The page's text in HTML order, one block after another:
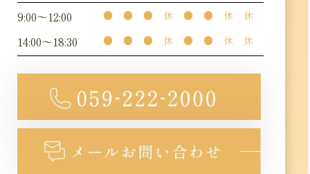
9:00～12:00 ● ● ● 休 ● ● 休 休
14:00～18:30 ● ● ● 休 ● ● 休 休